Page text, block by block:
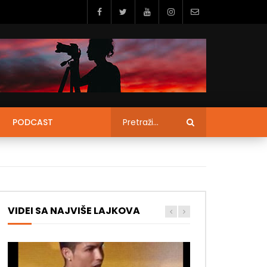
PODCAST
VIDEI SA NAJVIŠE LAJKOVA